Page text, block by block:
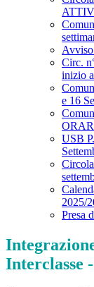
Circ.
inizio
e 16
USB
2025/
Presa
Interclasse